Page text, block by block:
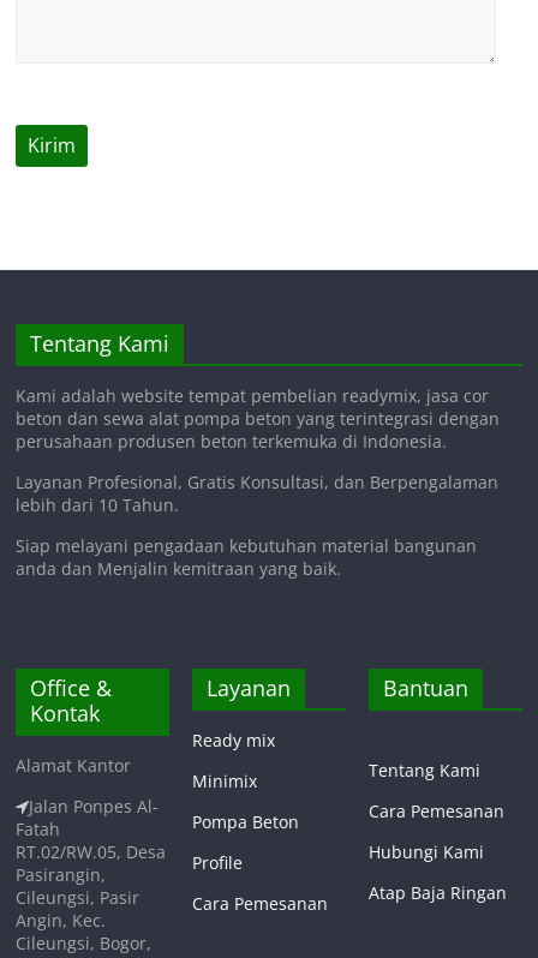
Tentang Kami
Kami adalah website tempat pembelian readymix, jasa cor
beton dan sewa alat pompa beton yang terintegrasi dengan
perusahaan produsen beton terkemuka di Indonesia.
Layanan Profesional, Gratis Konsultasi, dan Berpengalaman
lebih dari 10 Tahun.
Siap melayani pengadaan kebutuhan material bangunan
anda dan Menjalin kemitraan yang baik.
Office &
Kontak
Alamat Kantor
Jalan Ponpes Al-
Fatah
RT.02/RW.05, Desa
Pasirangin,
Cileungsi, Pasir
Angin, Kec.
Cileungsi, Bogor,
Layanan
Ready mix
Minimix
Pompa Beton
Profile
Cara Pemesanan
Bantuan
Tentang Kami
Cara Pemesanan
Hubungi Kami
Atap Baja Ringan